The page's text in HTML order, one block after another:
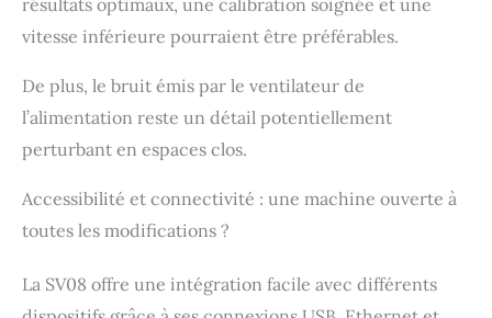
permet de surveiller les
processus d'impression
l'application Sovol. De
enregistrement
accéléré afin que le
puisse être observé et
de l'expérience
d'impression.
vitesse inférieure pourraient être préférables.
De plus, le bruit émis par le ventilateur de
l’alimentation reste un détail potentiellement
perturbant en espaces clos.
Accessibilité et connectivité : une machine ouverte à
toutes les modifications ?
La SV08 offre une intégration facile avec différents